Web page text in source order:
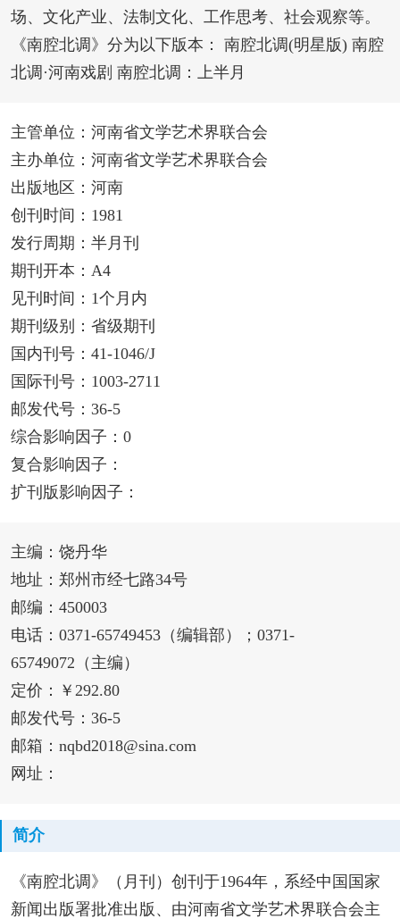
场、文化产业、法制文化、工作思考、社会观察等。
《南腔北调》分为以下版本： 南腔北调(明星版) 南腔
北调·河南戏剧 南腔北调：上半月
主管单位：河南省文学艺术界联合会
主办单位：河南省文学艺术界联合会
出版地区：河南
创刊时间：1981
发行周期：半月刊
期刊开本：A4
见刊时间：1个月内
期刊级别：省级期刊
国内刊号：41-1046/J
国际刊号：1003-2711
邮发代号：36-5
综合影响因子：0
复合影响因子：
扩刊版影响因子：
主编：饶丹华
地址：郑州市经七路34号
邮编：450003
电话：0371-65749453（编辑部）；0371-
65749072（主编）
定价：￥292.80
邮发代号：36-5
邮箱：nqbd2018@sina.com
网址：
简介
《南腔北调》（月刊）创刊于1964年，系经中国国家
新闻出版署批准出版、由河南省文学艺术界联合会主